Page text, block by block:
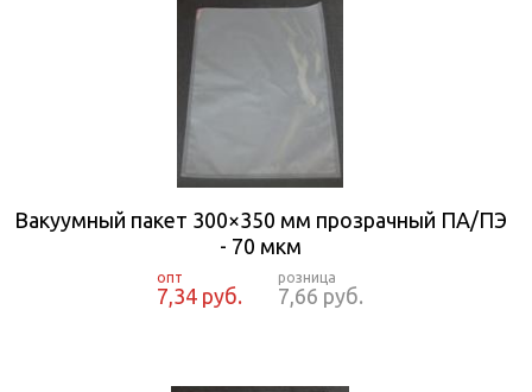
Вакуумный пакет 300×350 мм прозрачный ПА/ПЭ
- 70 мкм
7,34 руб. 7,66 руб.